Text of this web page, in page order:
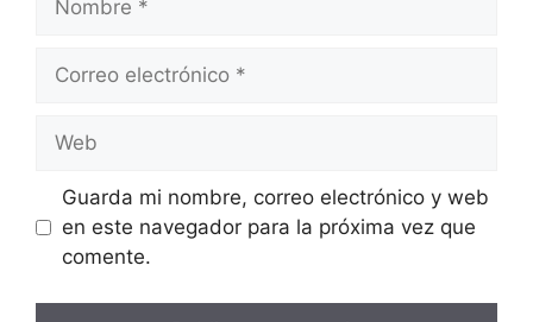
Correo
Web
Guarda mi nombre, correo electrónico y web
en este navegador para la próxima vez que
comente.